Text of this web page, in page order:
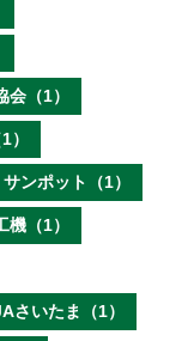
（1）
）
サンポット（1）
機（1）
さいたま（1）